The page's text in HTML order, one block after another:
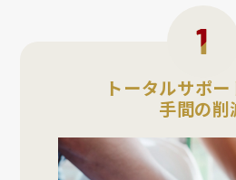
トータルサポー
手間の削